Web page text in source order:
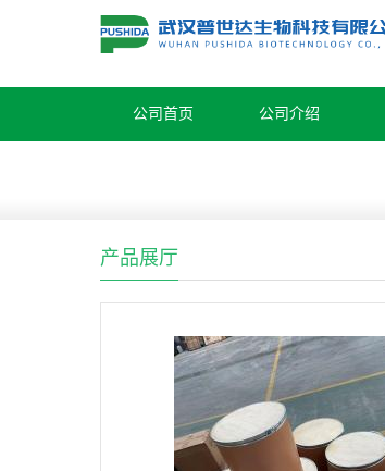
公司首页 公司介绍
产品展厅